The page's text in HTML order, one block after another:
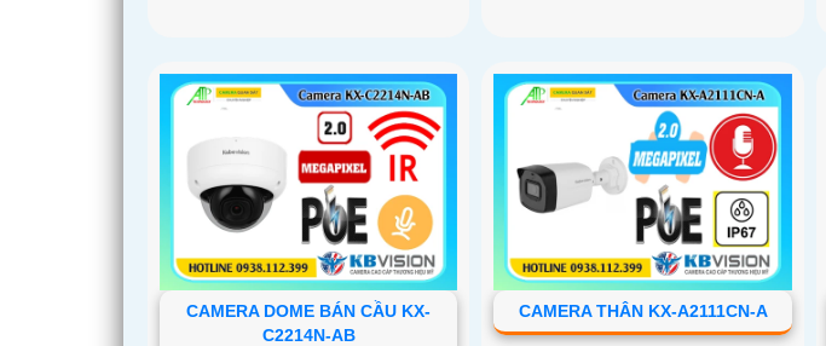
CAMERA DOME BÁN CẦU KX-
C2214N-AB
CAMERA THÂN KX-A2111CN-A